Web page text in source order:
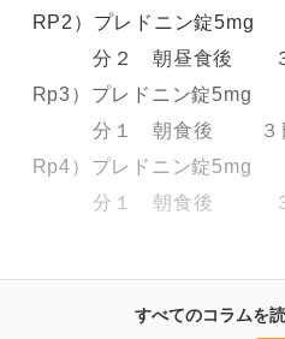
RP2）プレドニン錠
分２ 朝昼食後 ３日分
Rp3）プレドニン錠
分１ 朝食後 ３日分（
Rp4）プレドニン錠
分１ 朝食後 ３日分
すべてのコラムを